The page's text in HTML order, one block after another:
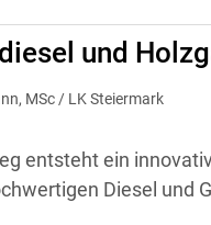
und
MSc / LK Steiermark
entsteht ein
Diesel und